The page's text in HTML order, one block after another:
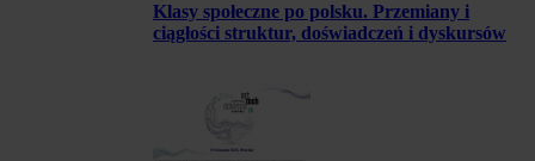
Klasy społeczne po polsku. Przemiany i
ciągłości struktur, doświadczeń i dyskursów